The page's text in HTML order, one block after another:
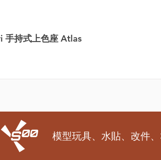
手持式上色座 Atlas
模型玩具、水貼、改件